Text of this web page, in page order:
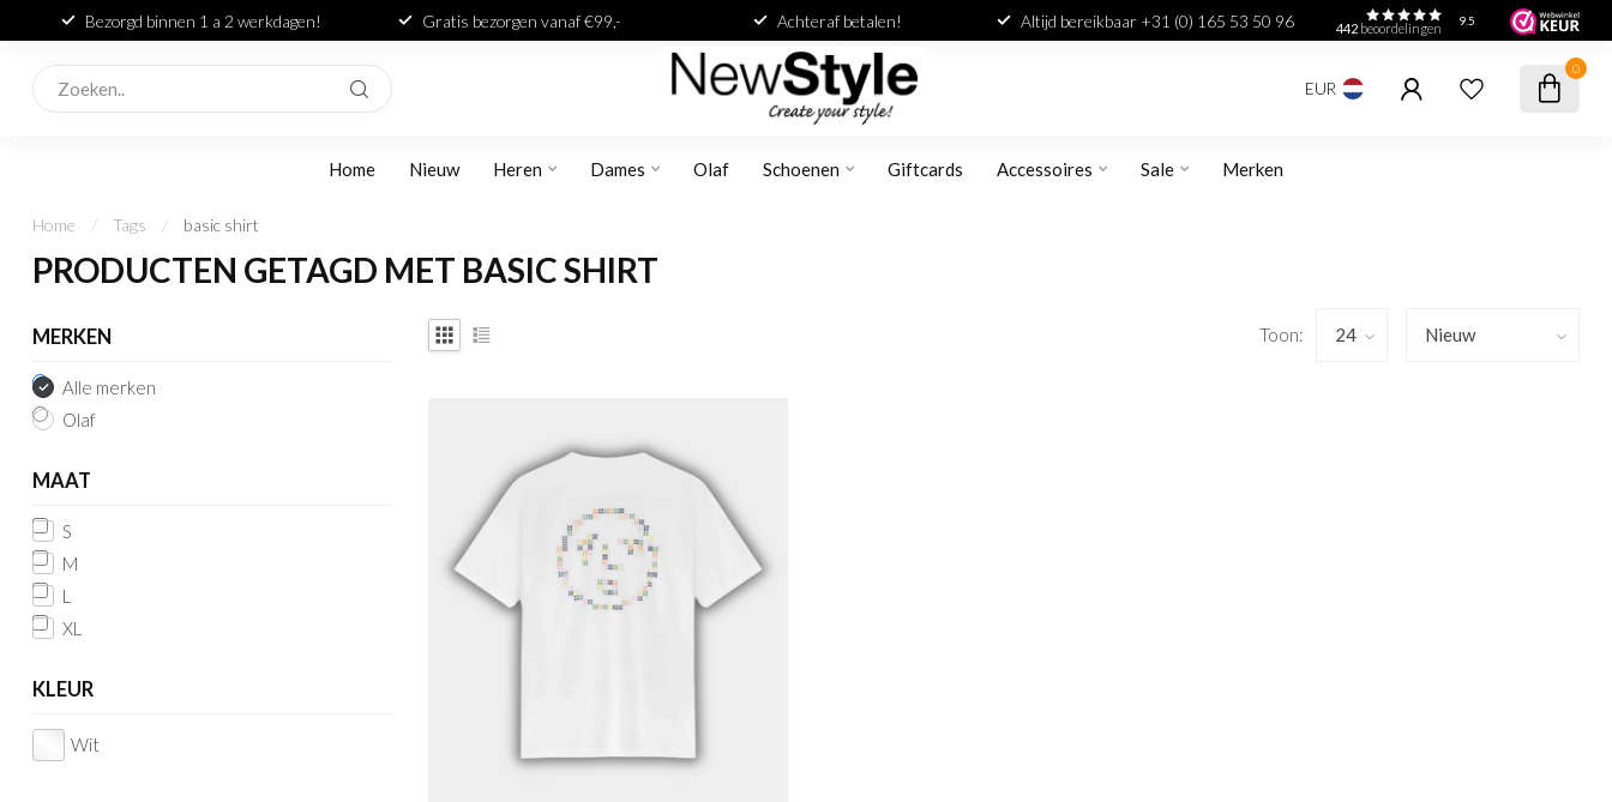
Bezorgd binnen 1 a 2 werkdagen! Gratis bezorgen vanaf €99,- Achteraf betalen! Altijd bereikbaar +31 (0) 165 53 50 96 442beoordelingen
9.5
EUR
0
Home Nieuw Heren Dames Olaf Schoenen Giftcards Accessoires Sale Merken
Home / Tags / basic shirt
PRODUCTEN GETAGD MET BASIC SHIRT
MERKEN
Alle merken
Olaf
MAAT
S
M
L
XL
KLEUR
Wit
Toon: